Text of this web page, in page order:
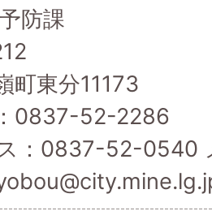
防課
町東分11173
0837-52-2286
：0837-52-0540